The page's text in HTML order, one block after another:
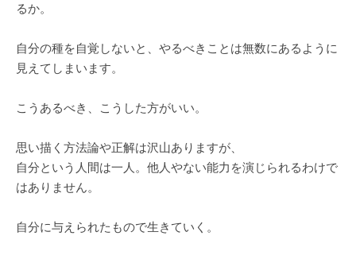
るか。
自分の種を自覚しないと、やるべきことは無数にあるように
見えてしまいます。
こうあるべき、こうした方がいい。
思い描く方法論や正解は沢山ありますが、
自分という人間は一人。他人やない能力を演じられるわけで
はありません。
自分に与えられたもので生きていく。